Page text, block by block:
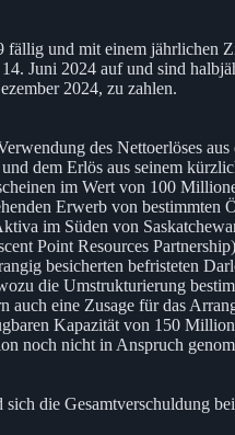
fällig und mit einem jährlichen
Juni 2024 auf und sind
2024, zu zahlen.
des Nettoerlöses
dem Erlös aus seinem
im Wert von 100
Erwerb von bestimmten
im Süden von
Point Resources
besicherten befristeten
die Umstrukturierung
auch eine Zusage für das
Kapazität von 150
noch nicht in Anspruch
die Gesamtverschuldung